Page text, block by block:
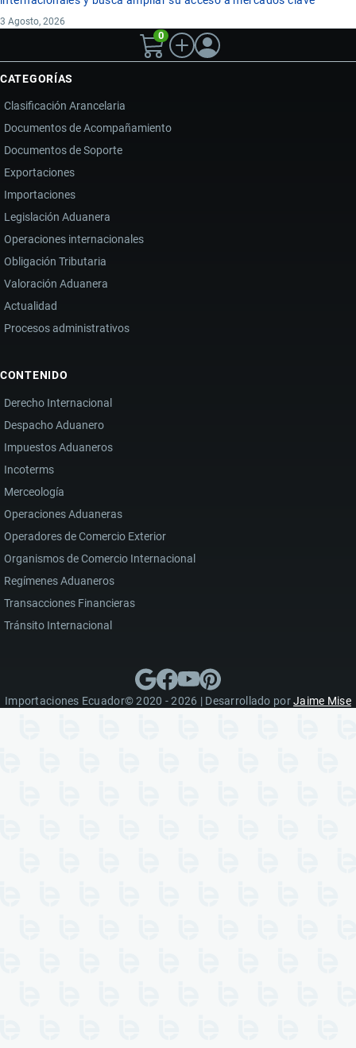
3 Agosto, 2026
0
CATEGORÍAS
Clasificación Arancelaria
Documentos de Acompañamiento
Documentos de Soporte
Exportaciones
Importaciones
Legislación Aduanera
Operaciones internacionales
Obligación Tributaria
Valoración Aduanera
Actualidad
Procesos administrativos
CONTENIDO
Derecho Internacional
Despacho Aduanero
Impuestos Aduaneros
Incoterms
Merceología
Operaciones Aduaneras
Operadores de Comercio Exterior
Organismos de Comercio Internacional
Regímenes Aduaneros
Transacciones Financieras
Tránsito Internacional
Importaciones Ecuador© 2020 - 2026 | Desarrollado porJaime Mise